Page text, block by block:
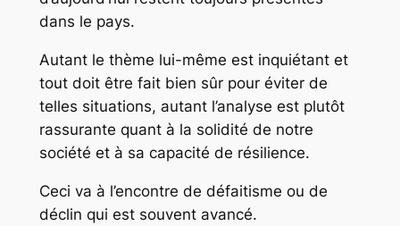
dans le pays.
Autant le thème lui-même est inquiétant et
tout doit être fait bien sûr pour éviter de
telles situations, autant l’analyse est plutôt
rassurante quant à la solidité de notre
société et à sa capacité de résilience.
Ceci va à l’encontre de défaitisme ou de
déclin qui est souvent avancé.